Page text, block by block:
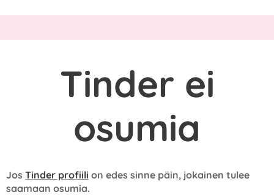
Tinder ei
osumia
Jos Tinder profiili on edes sinne päin, jokainen tulee
saamaan osumia.